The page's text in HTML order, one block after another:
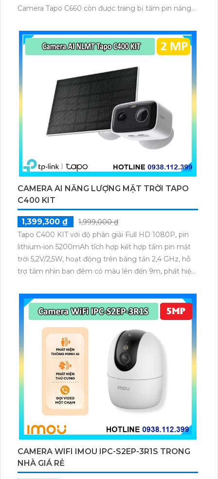
Camera Tapo C660 còn được trang bị tấm pin năng
thú cưng, phương tiện, lưu trữ thẻ microSD tối đa 512
GB.
CAMERA AI NĂNG LƯỢNG MẶT TRỜI TAPO
C400 KIT
1,399,300 ₫
1,999,000 ₫
Tapo C400 KIT với độ phân giải Full HD 1080P, pin
lithium-ion 5200mAh tích hợp kết hợp tấm pin mặt
trời 5,2V/2,5W, hoạt động trên băng tần 2,4 GHz, hỗ
trợ tầm nhìn ban đêm có màu lên đến 9m, phát hiện
dữ liệu qua thẻ microSD lên đến 512GB.
CAMERA WIFI IMOU IPC-S2EP-3R1S TRONG
NHÀ GIÁ RẺ